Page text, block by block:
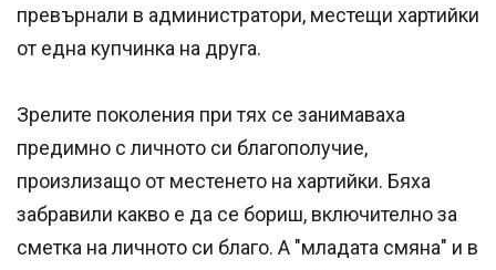
превърнали в администратори, местещи хартийки
от една купчинка на друга.
Зрелите поколения при тях се занимаваха
предимно с личното си благополучие,
произлизащо от местенето на хартийки. Бяха
забравили какво е да се бориш, включително за
сметка на личното си благо. А "младата смяна" и в